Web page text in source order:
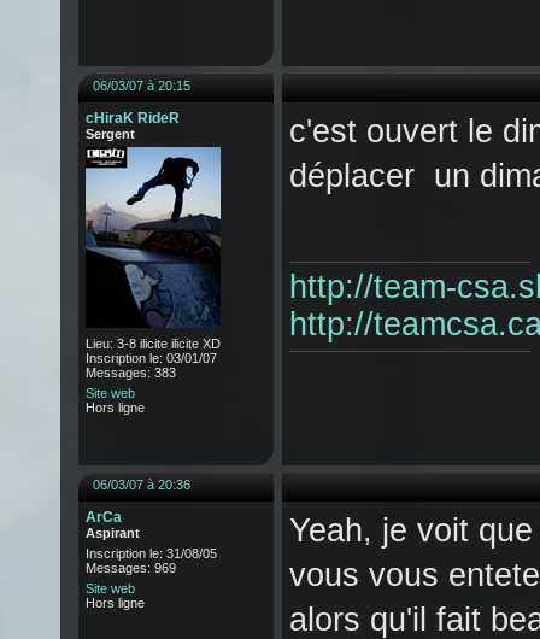
06/03/07 à 20:15
cHiraK RideR
Sergent
Lieu: 3-8 ilicite ilicite XD
Inscription le: 03/01/07
Messages: 383
Site web
Hors ligne
c'est ouvert le
déplacer un
http://team-
http://
06/03/07 à 20:36
ArCa
Aspirant
Inscription le: 31/08/05
Messages: 969
Site web
Hors ligne
Yeah, je voit
vous vous
alors qu'il fait